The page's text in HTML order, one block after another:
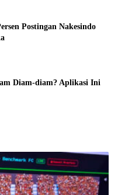
Postingan Nakesindo
Diam-diam? Aplikasi Ini